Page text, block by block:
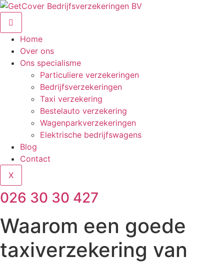
Ga
naar
de
inhoudHome
Over ons
Ons specialisme
Particuliere verzekeringen
Bedrijfsverzekeringen
Taxi verzekering
Bestelauto verzekering
Wagenparkverzekeringen
Elektrische bedrijfswagens
Blog
Contact
X
026 30 30 427
Waarom een goede
taxiverzekering van